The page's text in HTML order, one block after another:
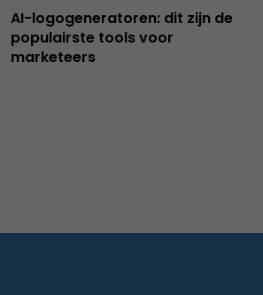
AI-logogeneratoren: dit zijn de
populairste tools voor
marketeers